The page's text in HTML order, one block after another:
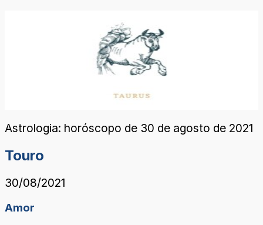
Astrologia: horóscopo de 30 de agosto de 2021
Touro
30/08/2021
Amor